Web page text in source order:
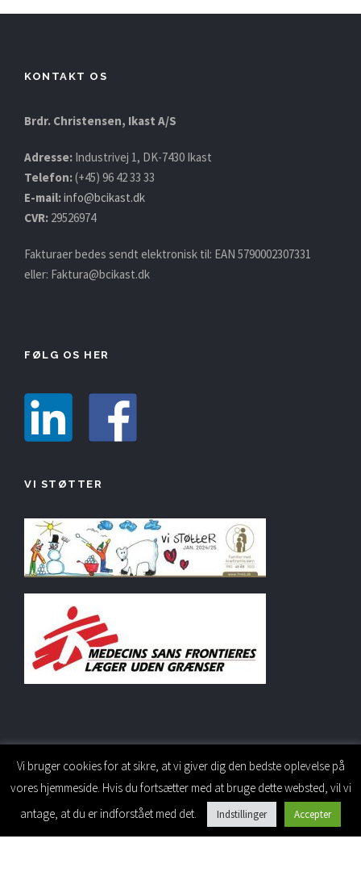
KONTAKT OS
Brdr. Christensen, Ikast A/S
Adresse: Industrivej 1, DK-7430 Ikast
Telefon:(+45) 96 42 33 33
E-mail:info@bcikast.dk
CVR: 29526974
Fakturaer bedes sendt elektronisk til: EAN 5790002307331
eller: Faktura@bcikast.dk
FØLG OS HER
VI STØTTER
PERSONALESIDE
Vi bruger cookies for at sikre, at vi giver dig den bedste oplevelse på
vores hjemmeside. Hvis du fortsætter med at bruge dette websted, vil vi
antage, at du er indforstået med det.
Indstillinger Accepter